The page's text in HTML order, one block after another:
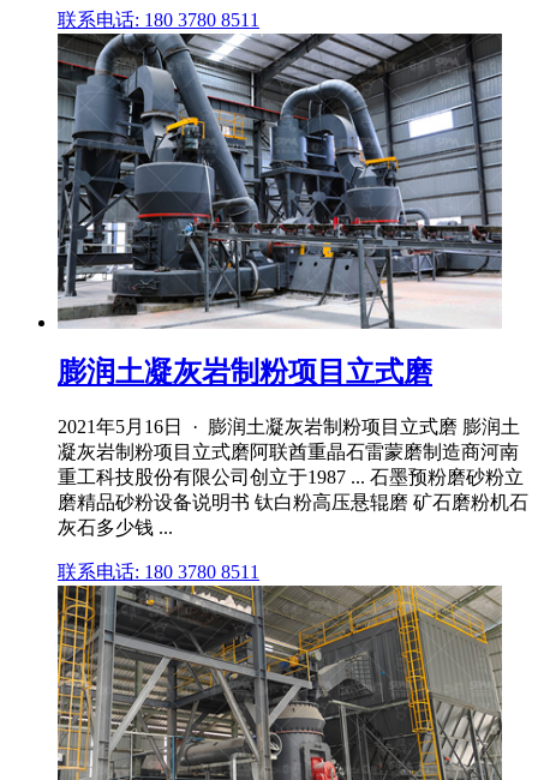
联系电话: 180 3780 8511
膨润土凝灰岩制粉项目立式磨
2021年5月16日 · 膨润土凝灰岩制粉项目立式磨 膨润土
凝灰岩制粉项目立式磨阿联酋重晶石雷蒙磨制造商河南
重工科技股份有限公司创立于1987 ... 石墨预粉磨砂粉立
磨精品砂粉设备说明书 钛白粉高压悬辊磨 矿石磨粉机石
灰石多少钱 ...
联系电话: 180 3780 8511